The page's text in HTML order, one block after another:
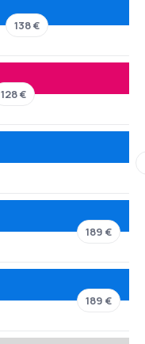
138 €
128 €
189 €
189 €